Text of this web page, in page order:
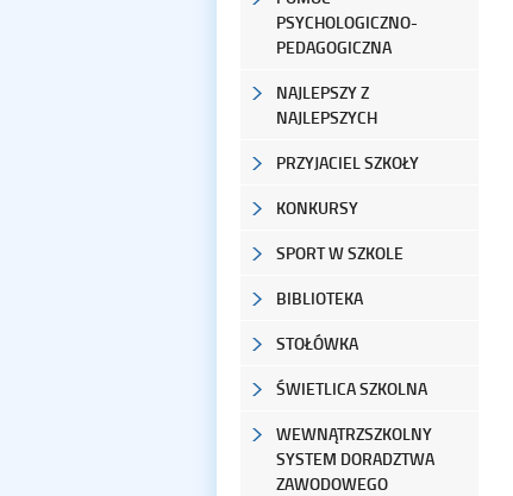
PSYCHOLOGICZNO-
PEDAGOGICZNA
NAJLEPSZY Z
NAJLEPSZYCH
PRZYJACIEL SZKOŁY
KONKURSY
SPORT W SZKOLE
BIBLIOTEKA
STOŁÓWKA
ŚWIETLICA SZKOLNA
WEWNĄTRZSZKOLNY
SYSTEM DORADZTWA
ZAWODOWEGO